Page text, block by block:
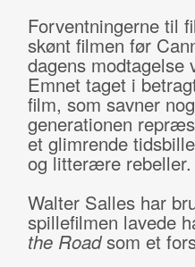
Forventningerne til
skønt filmen før
dagens
Emnet taget i
film, som savner
generationen
et glimrende
og litterære rebeller.
Walter Salles har
spillefilmen lavede
the Roadsom et